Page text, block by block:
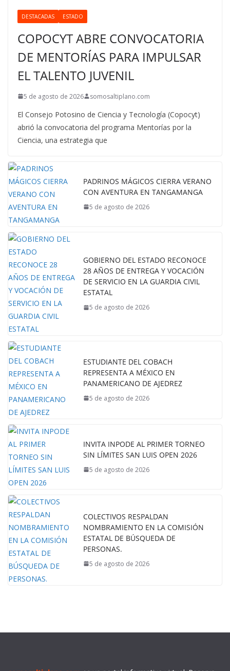
DESTACADAS ESTADO
COPOCYT ABRE CONVOCATORIA
DE MENTORÍAS PARA IMPULSAR
EL TALENTO JUVENIL
5 de agosto de 2026 somosaltiplano.com
El Consejo Potosino de Ciencia y Tecnología (Copocyt)
abrió la convocatoria del programa Mentorías por la
Ciencia, una estrategia que
PADRINOS MÁGICOS CIERRA VERANO
CON AVENTURA EN TANGAMANGA
5 de agosto de 2026
GOBIERNO DEL ESTADO RECONOCE
28 AÑOS DE ENTREGA Y VOCACIÓN
DE SERVICIO EN LA GUARDIA CIVIL
ESTATAL
5 de agosto de 2026
ESTUDIANTE DEL COBACH
REPRESENTA A MÉXICO EN
PANAMERICANO DE AJEDREZ
5 de agosto de 2026
INVITA INPODE AL PRIMER TORNEO
SIN LÍMITES SAN LUIS OPEN 2026
5 de agosto de 2026
COLECTIVOS RESPALDAN
NOMBRAMIENTO EN LA COMISIÓN
ESTATAL DE BÚSQUEDA DE
PERSONAS.
5 de agosto de 2026